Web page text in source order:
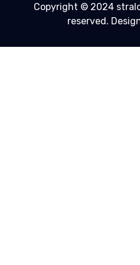
Copyright © 2024
reserved.